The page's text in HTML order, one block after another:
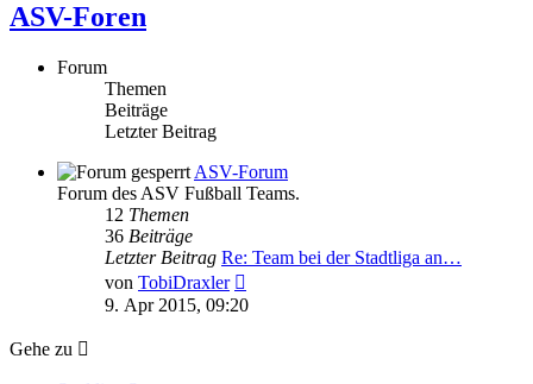
ASV-Foren
Forum
Themen
Beiträge
Letzter Beitrag
ASV-Forum
Forum des ASV Fußball Teams.
12 Themen
36 Beiträge
Letzter Beitrag Re: Team bei der Stadtliga an…
von TobiDraxler
Beitrag
9. Apr 2015, 09:20
Gehe zu